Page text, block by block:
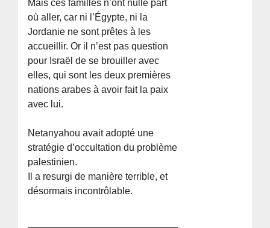
Mais ces familles n’ont nulle part
où aller, car ni l’Égypte, ni la
Jordanie ne sont prêtes à les
accueillir. Or il n’est pas question
pour Israël de se brouiller avec
elles, qui sont les deux premières
nations arabes à avoir fait la paix
avec lui.
Netanyahou avait adopté une
stratégie d’occultation du problème
palestinien.
Il a resurgi de manière terrible, et
désormais incontrôlable.